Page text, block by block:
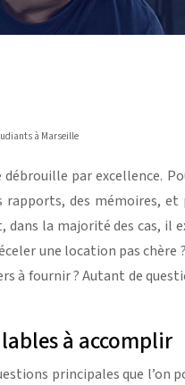
à Marseille
débrouille par excellence.
rapports, des mémoires,
dans la majorité des cas,
une location pas
à fournir ? Autant de
à accomplir
principales que